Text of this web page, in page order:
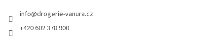
info@drogerie-vanura.cz
+420 602 378 900